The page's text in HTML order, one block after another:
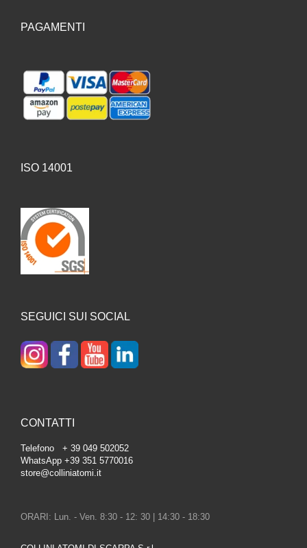
PAGAMENTI
ISO 14001
SEGUICI SUI SOCIAL
CONTATTI
Telefono + 39 049 502052
WhatsApp +39 351 5770016
store@colliniatomi.it
ORARI: Lun. - Ven. 8:30 - 12: 30 | 14:30 - 18:30